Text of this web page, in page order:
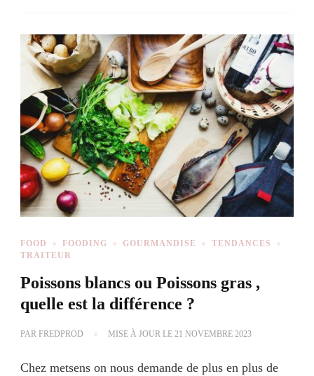
FOOD FOODING GOURMANDISE
TENDANCES
TRAITEUR
Poissons blancs ou Poissons gras ,
quelle est la différence ?
PAR FREDPROD MISE À JOUR LE 21 NOVEMBRE 2023
Chez metsens on nous demande de plus en plus de